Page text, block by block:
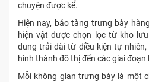
chuyện được kể.
Hiện nay, bảo tàng trưng bày
hiện vật được chọn lọc từ kho
dung trải dài từ điều kiện tự
hình thành đô thị đến các giai
Mỗi không gian trưng bày là một